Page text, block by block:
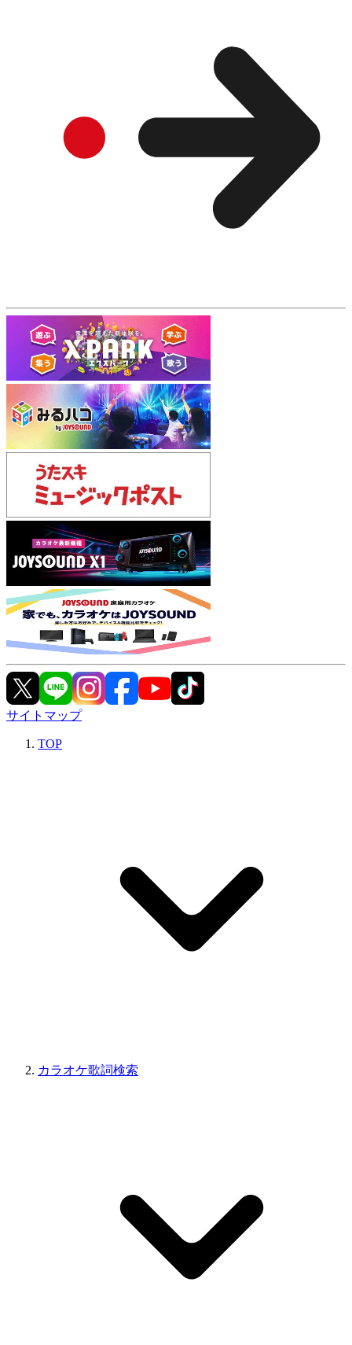
サイトマップ
TOP
カラオケ歌詞検索